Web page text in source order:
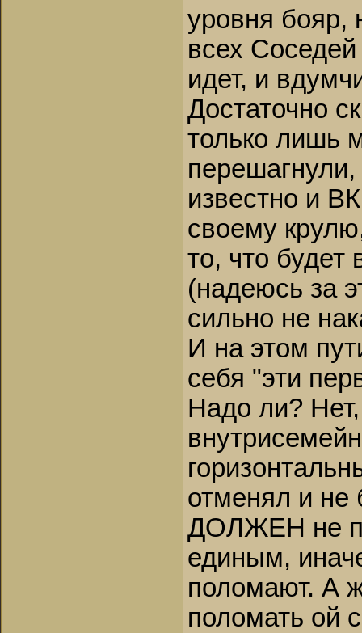
уровня бояр,
всех
идет, и
Достаточно
только лишь
известно и
своему
то, что будет
(надеюсь за
сильно не
И на этом
себя "эти
Надо ли?
отменял и не
ДОЛЖЕН не
единым,
поломают. А
поломать ой